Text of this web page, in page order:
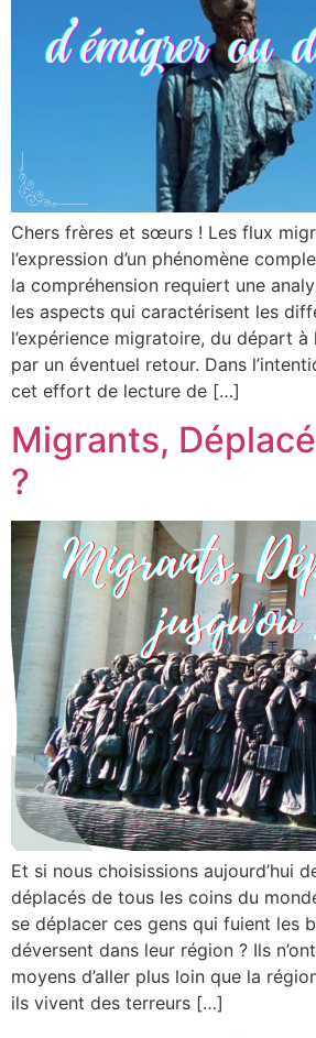
Chers frères et sœurs ! Les flux
l’expression d’un phénomène
la compréhension requiert une
les aspects qui caractérisent les
l’expérience migratoire, du départ à
par un éventuel retour. Dans
cet effort de lecture de […]
Migrants,
?
Et si nous choisissions aujourd’hui
déplacés de tous les coins du
se déplacer ces gens qui fuient les
déversent dans leur région ? Ils
moyens d’aller plus loin que la
ils vivent des terreurs […]